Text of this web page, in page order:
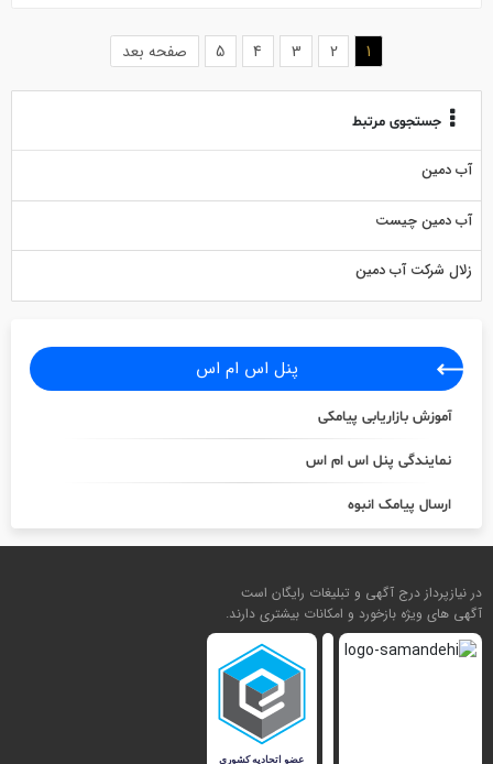
1
(current)
2
3
4
5 صفحه بعد
جستجوی مرتبط
آب دمین
آب دمین چیست
زلال شرکت آب دمین
پنل اس ام اس
آموزش بازاریابی پیامکی
نمایندگی پنل اس ام اس
ارسال پیامک انبوه
در نیازپرداز درج آگهی و تبلیغات رایگان است
آگهی های ویژه بازخورد و امکانات بیشتری دارند.